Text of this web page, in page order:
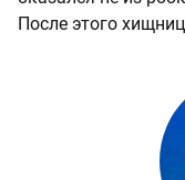
После этого